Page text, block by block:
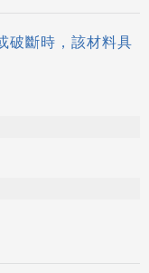
破斷時，該材料具